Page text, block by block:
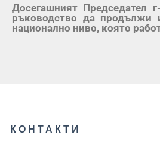
Досегашният Председател
ръководство да продължи
национално ниво, която
КОНТАКТИ